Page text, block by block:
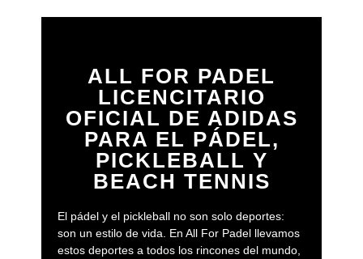
una cintura elástica, ofrecen un confort excepcional.
Además, sus tejidos de secado rápido te ayudan a
mantenerte fresco y seco en todo momento.
- Faldas y vestidos:Las faldas y vestidos adidas pádel
ofrecen una estética elegante sin sacrificar el rendimiento.
Con detalles en tejidos de alto rendimiento, brindan total
absorción de sudor para mantenerte seca y cómoda
durante los partidos más intensos.
ALL FOR PADEL
LICENCITARIO
OFICIAL DE ADIDAS
PARA EL PÁDEL,
PICKLEBALL Y
BEACH TENNIS
El pádel y el pickleball no son solo deportes:
son un estilo de vida. En All For Padel llevamos
estos deportes a todos los rincones del mundo,